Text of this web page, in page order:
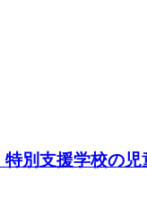
特別支援学校の